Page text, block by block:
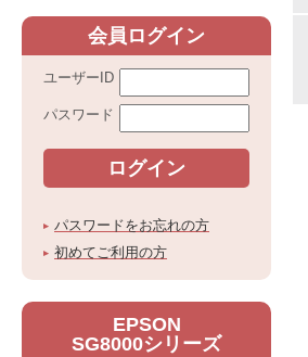
会員ログイン
ユーザーID
パスワード
パスワードをお忘れの方
初めてご利用の方
EPSON
SG8000シリーズ